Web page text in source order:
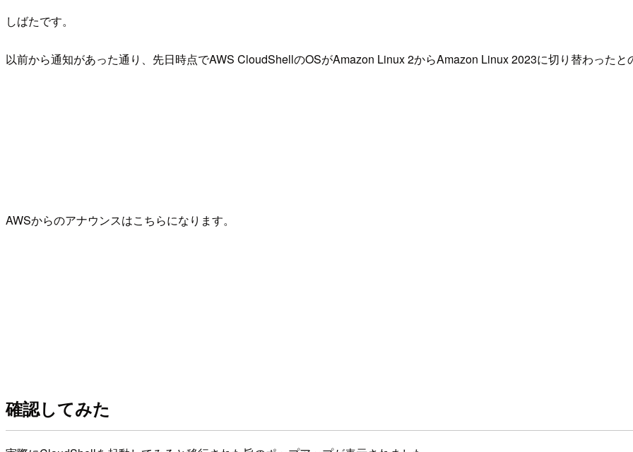
しばたです。
以前から通知があった通り、先日時点でAWS CloudShellのOSがAmazon Linux 2からAmazon Linux 2023に切り替わったと
AWSからのアナウンスはこちらになります。
確認してみた